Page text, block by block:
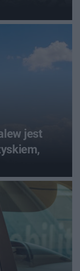
jest